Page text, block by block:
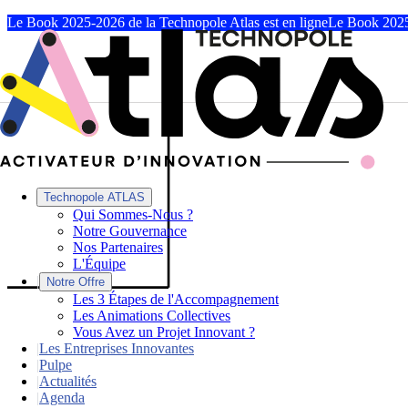
Le Book 2025-2026 de la Technopole Atlas est en ligneLe Book
Technopole ATLAS
Qui Sommes-Nous ?
Notre Gouvernance
Nos Partenaires
L'Équipe
|
Notre Offre
Les 3 Étapes de l'Accompagnement
Les Animations Collectives
Vous Avez un Projet Innovant ?
|Les Entreprises Innovantes
|Pulpe
|Actualités
|Agenda